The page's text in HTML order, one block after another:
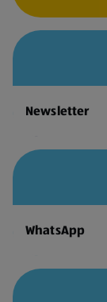
Newsletter
WhatsApp